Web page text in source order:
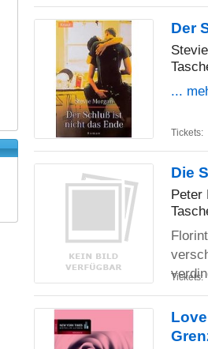
Der
...
Tickets:
Die
Peter
Tickets: